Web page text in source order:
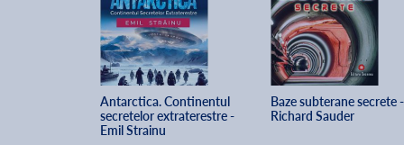
Antarctica. Continentul
secretelor extraterestre -
Emil Strainu
Baze subterane secrete -
Richard Sauder